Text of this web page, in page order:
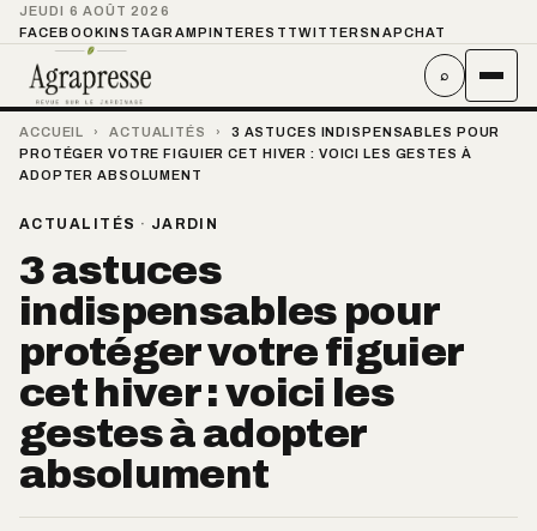
JEUDI 6 AOÛT 2026
FACEBOOKINSTAGRAMPINTEREST TWITTER SNAPCHAT
⌕
ACCUEIL › ACTUALITÉS ›
3 ASTUCES INDISPENSABLES POUR
PROTÉGER VOTRE FIGUIER CET HIVER : VOICI LES GESTES À
ADOPTER ABSOLUMENT
ACTUALITÉS · JARDIN
3 astuces
indispensables pour
protéger votre figuier
cet hiver : voici les
gestes à adopter
absolument